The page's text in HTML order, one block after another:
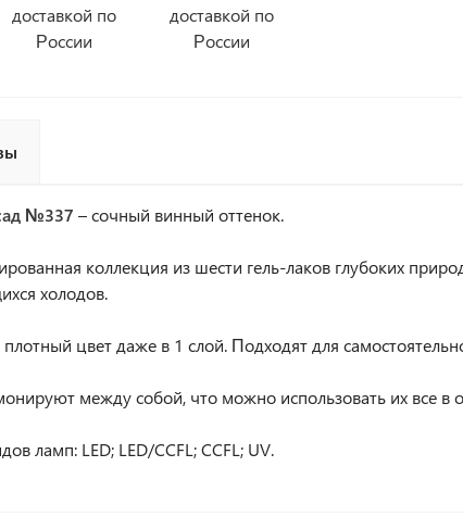
№337 – сочный винный оттенок.
коллекция из шести гель-лаков глубоких
холодов.
плотный цвет даже в 1 слой. Подходят для
между собой, что можно использовать их все
ламп: LED; LED/CCFL; CCFL; UV.